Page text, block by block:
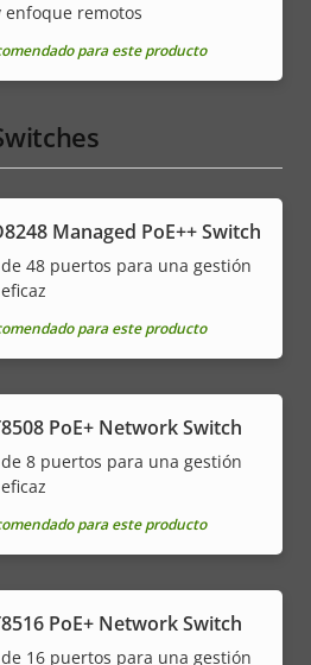
enfoque remotos
para este producto
Managed PoE++ Switch
48 puertos para una gestión
para este producto
PoE+ Network Switch
8 puertos para una gestión
para este producto
PoE+ Network Switch
16 puertos para una gestión